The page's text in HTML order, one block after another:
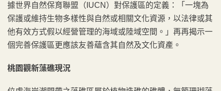
據世界自然保育聯盟（IUCN）對保護區的定義：「一塊為
保護或維持生物多樣性與自然或相關文化資源，以法律或其
他有效方式假以經營管理的海域或陸域空間。」再再揭示一
個完善保護區更應該友善蘊含其自然及文化資產。
桃園觀新藻礁現況